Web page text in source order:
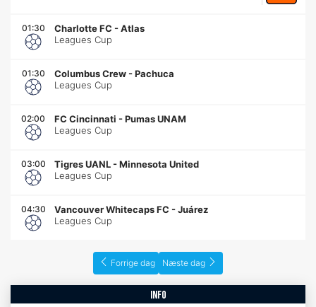
01:30 Charlotte FC -Atlas
Leagues Cup
01:30 Columbus Crew -Pachuca
Leagues Cup
02:00 FC Cincinnati -Pumas UNAM
Leagues Cup
03:00 Tigres UANL -Minnesota United
Leagues Cup
04:30 Vancouver Whitecaps FC -Juárez
Leagues Cup
Forrige dag Næste dag
info